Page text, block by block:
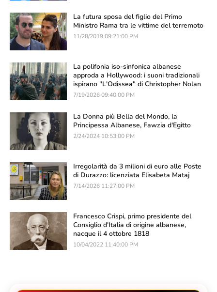
La futura sposa del figlio del Primo
Ministro Rama tra le vittime del terremoto
11/28/2019 09:21:00 PM
La polifonia iso-sinfonica albanese
approda a Hollywood: i suoni tradizionali
ispirano "L'Odissea" di Christopher Nolan
7/19/2026 09:40:00 PM
La Donna più Bella del Mondo, la
Principessa Albanese, Fawzia d'Egitto
2/24/2024 10:53:00 PM
Irregolarità da 3 milioni di euro alle Poste
di Durazzo: licenziata Elisabeta Mataj
7/14/2026 11:27:00 PM
Francesco Crispi, primo presidente del
Consiglio d'Italia di origine albanese,
nacque il 4 ottobre 1818
10/04/2022 11:40:00 PM